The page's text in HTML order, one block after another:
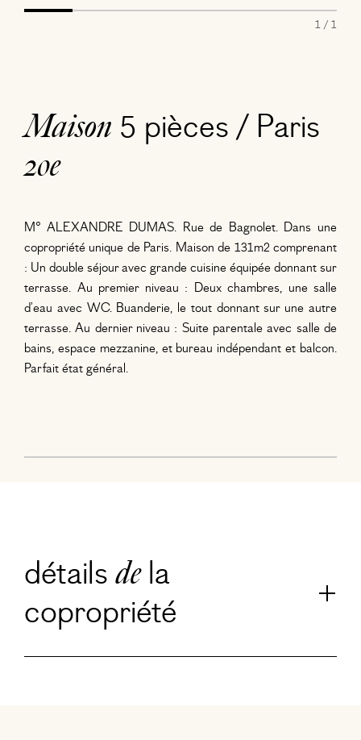
1 / 1
Maison 5 pièces / Paris
20e
M° ALEXANDRE DUMAS. Rue de Bagnolet. Dans une
copropriété unique de Paris. Maison de 131m2 comprenant
: Un double séjour avec grande cuisine équipée donnant sur
terrasse. Au premier niveau : Deux chambres, une salle
d’eau avec WC. Buanderie, le tout donnant sur une autre
terrasse. Au dernier niveau : Suite parentale avec salle de
bains, espace mezzanine, et bureau indépendant et balcon.
Parfait état général.
détailsdela
copropriété